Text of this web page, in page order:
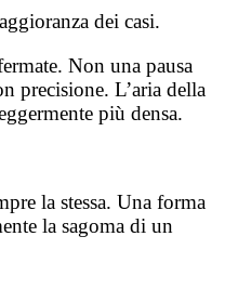
dei casi.
Non una pausa
precisione. L’aria della
più densa.
la stessa. Una forma
la sagoma di un